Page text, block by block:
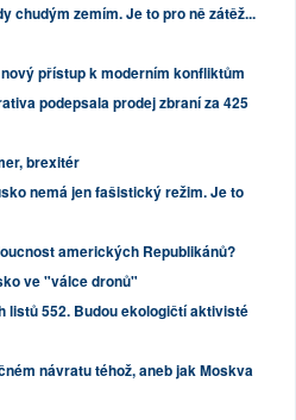
chudým zemím. Je to pro ně zátěž...
přístup k moderním konfliktům
podepsala prodej zbraní za 425
brexitér
nemá jen fašistický režim. Je to
amerických Republikánů?
ve "válce dronů"
listů 552. Budou ekologičtí aktivisté
návratu téhož, aneb jak Moskva